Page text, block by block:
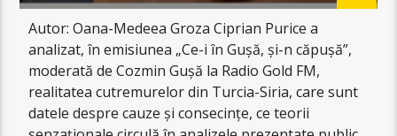
Autor: Oana-Medeea Groza Ciprian Purice a
analizat, în emisiunea „Ce-i în Gușă, și-n căpușă”,
moderată de Cozmin Gușă la Radio Gold FM,
realitatea cutremurelor din Turcia-Siria, care sunt
datele despre cauze și consecințe, ce teorii